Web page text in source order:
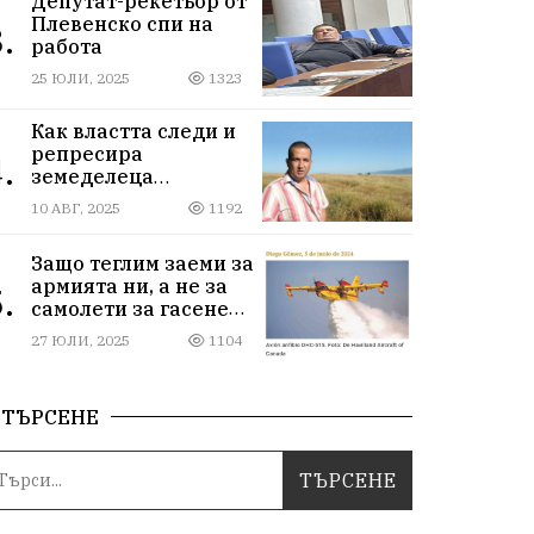
Плевенско спи на
работа
25 ЮЛИ, 2025 1323
Как властта следи и
репресира
земеделеца
Илчовски
10 АВГ, 2025 1192
Защо теглим заеми за
армията ни, а не за
самолети за гасене
на пожари
27 ЮЛИ, 2025 1104
ТЪРСЕНЕ